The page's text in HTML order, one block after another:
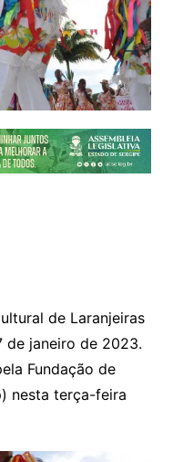
de Laranjeiras
de janeiro de 2023.
Fundação de
nesta terça-feira